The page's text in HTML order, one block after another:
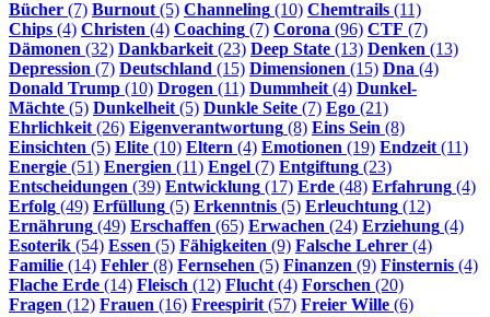
Bücher (7) Burnout (5) Channeling (10) Chemtrails (11)
Chips (4) Christen (4) Coaching (7) Corona (96) CTF (7)
Dämonen (32) Dankbarkeit (23) Deep State (13) Denken (13)
Depression (7) Deutschland (15) Dimensionen (15) Dna (4)
Donald Trump (10) Drogen (11) Dummheit (4) Dunkel-
Mächte (5) Dunkelheit (5) Dunkle Seite (7) Ego (21)
Ehrlichkeit (26) Eigenverantwortung (8) Eins Sein (8)
Einsichten (5) Elite (10) Eltern (4) Emotionen (19) Endzeit (11)
Energie (51) Energien (11) Engel (7) Entgiftung (23)
Entscheidungen (39) Entwicklung (17) Erde (48) Erfahrung (4)
Erfolg (49) Erfüllung (5) Erkenntnis (5) Erleuchtung (12)
Ernährung (49) Erschaffen (65) Erwachen (24) Erziehung (4)
Esoterik (54) Essen (5) Fähigkeiten (9) Falsche Lehrer (4)
Familie (14) Fehler (8) Fernsehen (5) Finanzen (9) Finsternis (4)
Flache Erde (14) Fleisch (12) Flucht (4) Forschen (20)
Fragen (12) Frauen (16) Freespirit (57) Freier Wille (6)